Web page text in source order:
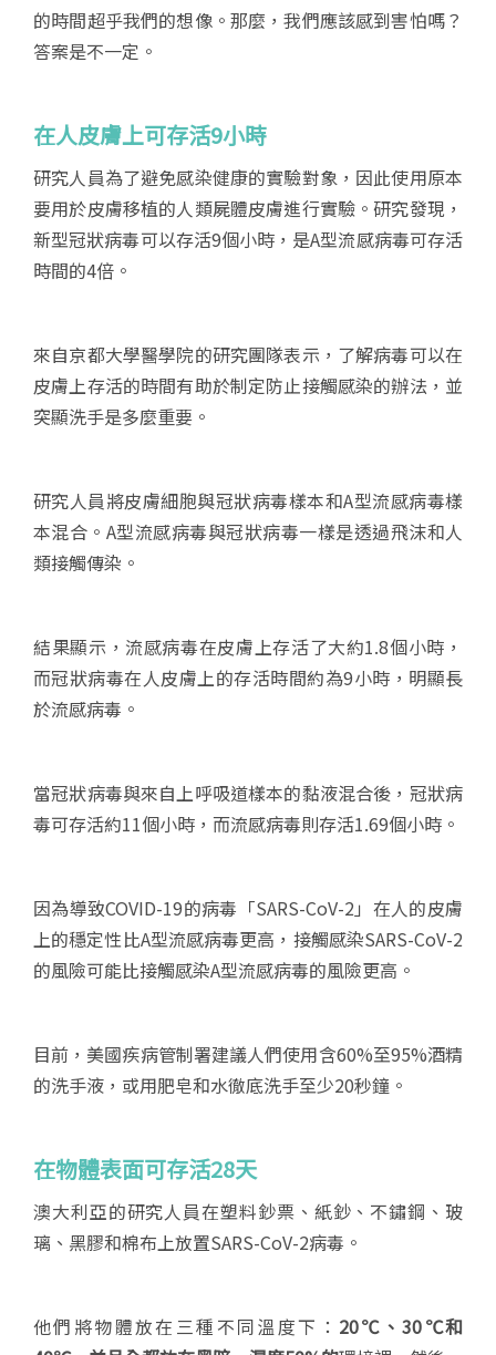
的時間超乎我們的想像。那麼，我們應該感到害怕嗎？
答案是不一定。
在人皮膚上可存活9小時
研究人員為了避免感染健康的實驗對象，因此使用原本
要用於皮膚移植的人類屍體皮膚進行實驗。研究發現，
新型冠狀病毒可以存活9個小時，是A型流感病毒可存活
時間的4倍。
來自京都大學醫學院的研究團隊表示，了解病毒可以在
皮膚上存活的時間有助於制定防止接觸感染的辦法，並
突顯洗手是多麼重要。
研究人員將皮膚細胞與冠狀病毒樣本和A型流感病毒樣
本混合。A型流感病毒與冠狀病毒一樣是透過飛沫和人
類接觸傳染。
結果顯示，流感病毒在皮膚上存活了大約1.8個小時，
而冠狀病毒在人皮膚上的存活時間約為9小時，明顯長
於流感病毒。
當冠狀病毒與來自上呼吸道樣本的黏液混合後，冠狀病
毒可存活約11個小時，而流感病毒則存活1.69個小時。
因為導致COVID-19的病毒「SARS-CoV-2」在人的皮膚
上的穩定性比A型流感病毒更高，接觸感染SARS-CoV-2
的風險可能比接觸感染A型流感病毒的風險更高。
目前，美國疾病管制署建議人們使用含60%至95%酒精
的洗手液，或用肥皂和水徹底洗手至少20秒鐘。
在物體表面可存活28天
澳大利亞的研究人員在塑料鈔票、紙鈔、不鏽鋼、玻
璃、黑膠和棉布上放置SARS-CoV-2病毒。
他們將物體放在三種不同溫度下： 20℃、30℃和